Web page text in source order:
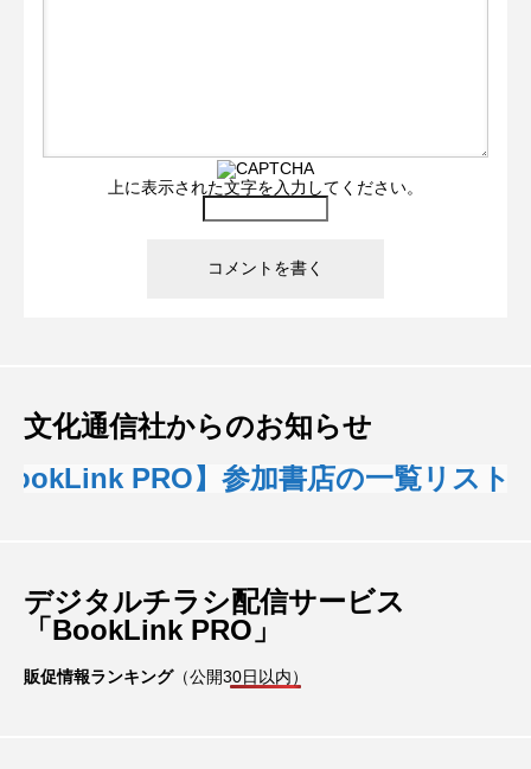
上に表示された文字を入力してください。
文化通信社からのお知らせ
PRO】参加書店の一覧リスト
デジタルチラシ配信サービス
「BookLink PRO」
販促情報ランキング（公開30日以内）